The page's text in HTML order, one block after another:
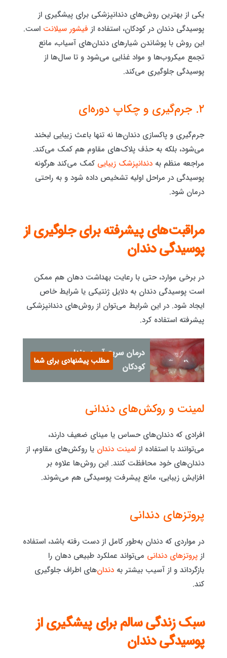
یکی از بهترین روش‌های دندانپزشکی برای پیشگیری از
پوسیدگی دندان در کودکان، استفاده از فیشور سیلانت است.
این روش با پوشاندن شیارهای دندان‌های آسیاب، مانع
تجمع میکروب‌ها و مواد غذایی می‌شود و تا سال‌ها از
پوسیدگی جلوگیری می‌کند.
۲. جرم‌گیری و چکاپ دوره‌ای
جرم‌گیری و پاکسازی دندان‌ها نه تنها باعث زیبایی لبخند
می‌شود، بلکه به حذف پلاک‌های مقاوم هم کمک می‌کند.
مراجعه منظم به دندانپزشک زیبایی کمک می‌کند هرگونه
پوسیدگی در مراحل اولیه تشخیص داده شود و به راحتی
درمان شود.
مراقبت‌های پیشرفته برای جلوگیری از
پوسیدگی دندان
در برخی موارد، حتی با رعایت بهداشت دهان هم ممکن
است پوسیدگی دندان به دلایل ژنتیکی یا شرایط خاص
ایجاد شود. در این شرایط می‌توان از روش‌های دندانپزشکی
پیشرفته استفاده کرد.
درمان سریع آبسه دندان
کودکان
مطلب پیشنهادی برای شما
لمینت و روکش‌های دندانی
افرادی که دندان‌های حساس یا مینای ضعیف دارند،
می‌توانند با استفاده از لمینت دندان یا روکش‌های مقاوم، از
دندان‌های خود محافظت کنند. این روش‌ها علاوه بر
افزایش زیبایی، مانع پیشرفت پوسیدگی هم می‌شوند.
پروتزهای دندانی
در مواردی که دندان به‌طور کامل از دست رفته باشد، استفاده
از پروتزهای دندانی می‌تواند عملکرد طبیعی دهان را
بازگرداند و از آسیب بیشتر به دندان‌های اطراف جلوگیری
کند.
سبک زندگی سالم برای پیشگیری از
پوسیدگی دندان